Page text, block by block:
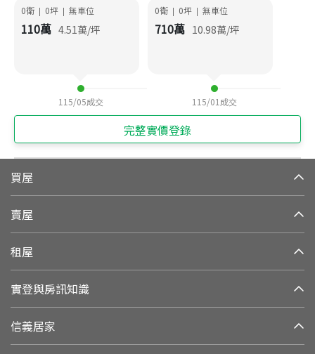
0衛 | 0坪 | 無車位
110萬 4.51萬/坪
115/05成交
0衛 | 0坪 | 無車位
710萬 10.98萬/坪
115/01 成交
完整實價登錄
買屋
賣屋
租屋
實登與房訊知識
信義居家